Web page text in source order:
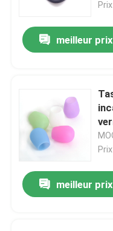
meilleur prix
meilleur prix